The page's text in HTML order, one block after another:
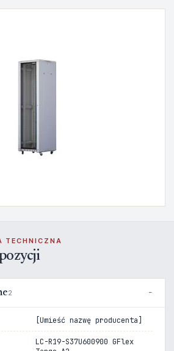
TECHNICZNA
2
[Umieść nazwę producenta]
LC-R19-S37U600900 GFlex